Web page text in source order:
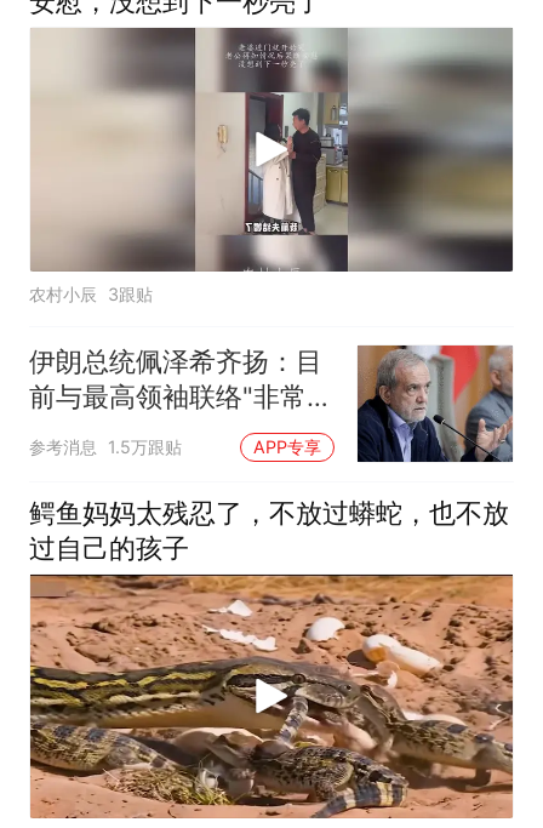
农村小辰 3跟贴
伊朗总统佩泽希齐扬：目
前与最高领袖联络"非常困
难"
参考消息 1.5万跟贴 APP专享
鳄鱼妈妈太残忍了，不放过蟒蛇，也不放
过自己的孩子